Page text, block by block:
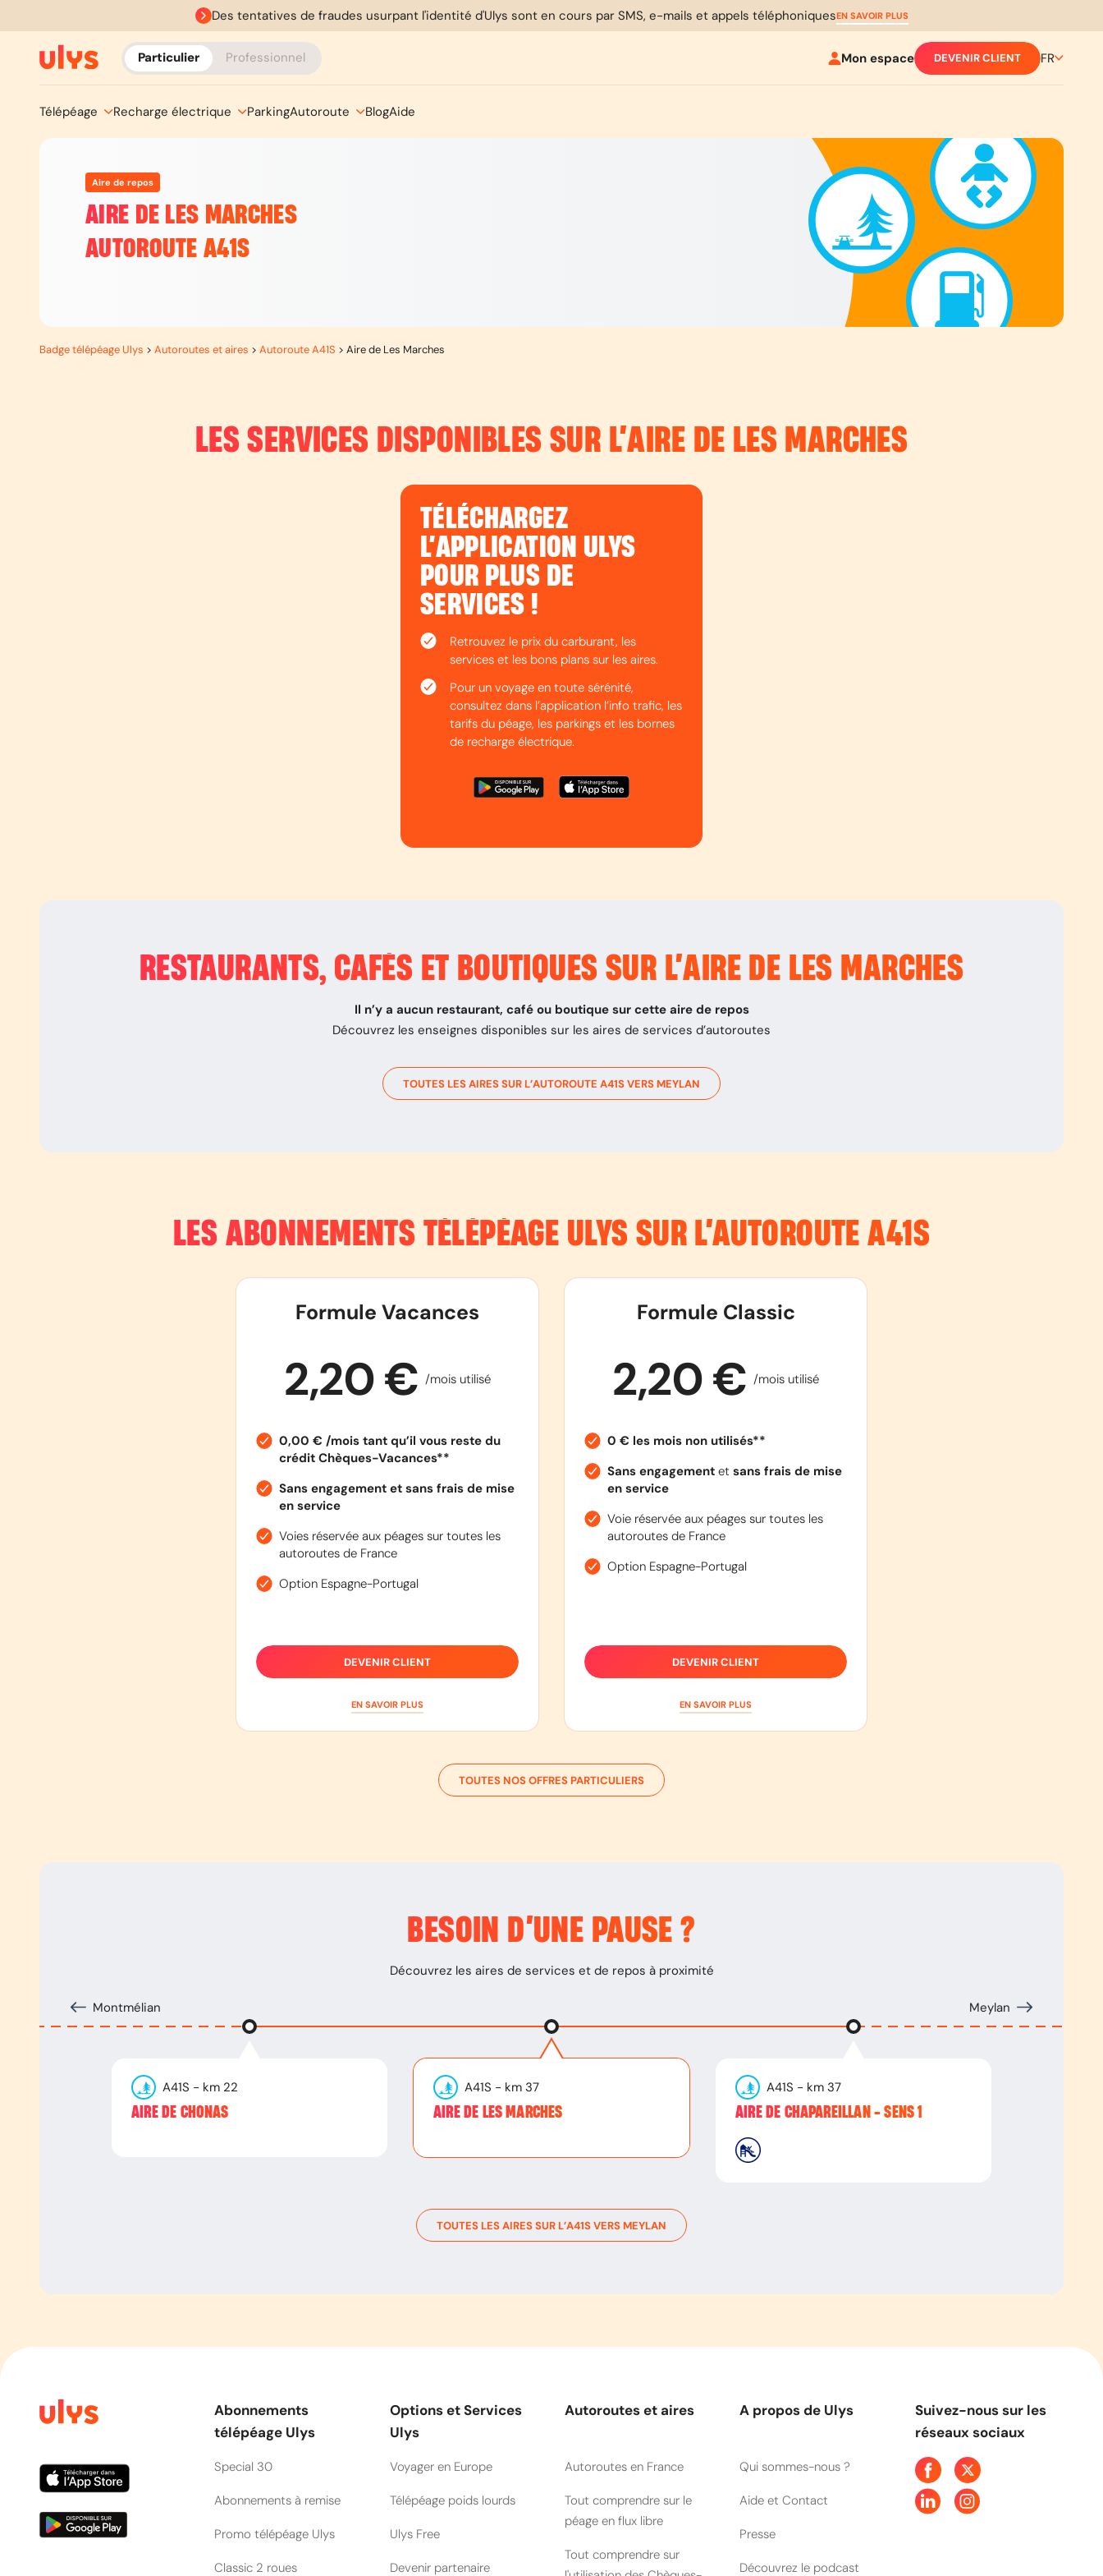
Des tentatives de fraudes usurpant l'identité d'Ulys sont en cours par SMS, e-mails et appels téléphoniquesEN SAVOIR PLUS
Particulier Professionnel Mon espace DEVENIR CLIENT FR
Télépéage Recharge électrique ParkingAutoroute BlogAide
Aire de repos
AIRE DE LES MARCHES
AUTOROUTE A41S
Badge télépéage Ulys > Autoroutes et aires > Autoroute A41S > Aire de Les Marches
LES SERVICES DISPONIBLES SUR L’AIRE DE LES MARCHES
TÉLÉCHARGEZ
L’APPLICATION ULYS
POUR PLUS DE
SERVICES !
Retrouvez le prix du carburant, les
services et les bons plans sur les aires.
Pour un voyage en toute sérénité,
consultez dans l’application l’info trafic, les
tarifs du péage, les parkings et les bornes
de recharge électrique.
RESTAURANTS, CAFÉS ET BOUTIQUES SUR L’AIRE DE LES MARCHES
Il n’y a aucun restaurant, café ou boutique sur cette aire de repos
Découvrez les enseignes disponibles sur les aires de services d’autoroutes
TOUTES LES AIRES SUR L’AUTOROUTE A41SVERS MEYLAN
LES ABONNEMENTS TÉLÉPÉAGE ULYS SUR L’AUTOROUTEA41S
Formule Vacances
2,20 € /mois utilisé
0,00 € /mois tant qu’il vous reste du
crédit Chèques-Vacances**
Sans engagement et sans frais de mise
en service
Voies réservée aux péages sur toutes les
autoroutes de France
Option Espagne-Portugal
DEVENIR CLIENT
EN SAVOIR PLUS
Formule Classic
2,20 € /mois utilisé
0 € les mois non utilisés**
Sans engagementet sans frais de mise
en service
Voie réservée aux péages sur toutes les
autoroutes de France
Option Espagne-Portugal
DEVENIR CLIENT
EN SAVOIR PLUS
TOUTES NOS OFFRES PARTICULIERS
BESOIN D’UNE PAUSE ?
Découvrez les aires de services et de repos à proximité
Montmélian Meylan
A41S - km 22
AIRE DE CHONAS
A41S - km 37
AIRE DE LES MARCHES
A41S - km 37
AIRE DE CHAPAREILLAN - SENS 1
TOUTES LES AIRES SUR L’A41SVERS MEYLAN
Abonnements
télépéage Ulys
Special 30
Abonnements à remise
Promo télépéage Ulys
Classic 2 roues
Options et Services
Ulys
Voyager en Europe
Télépéage poids lourds
Ulys Free
Devenir partenaire
Autoroutes et aires
Autoroutes en France
Tout comprendre sur le
péage en flux libre
Tout comprendre sur
A propos de Ulys
Qui sommes-nous ?
Aide et Contact
Presse
Découvrez le podcast
Suivez-nous sur les
réseaux sociaux